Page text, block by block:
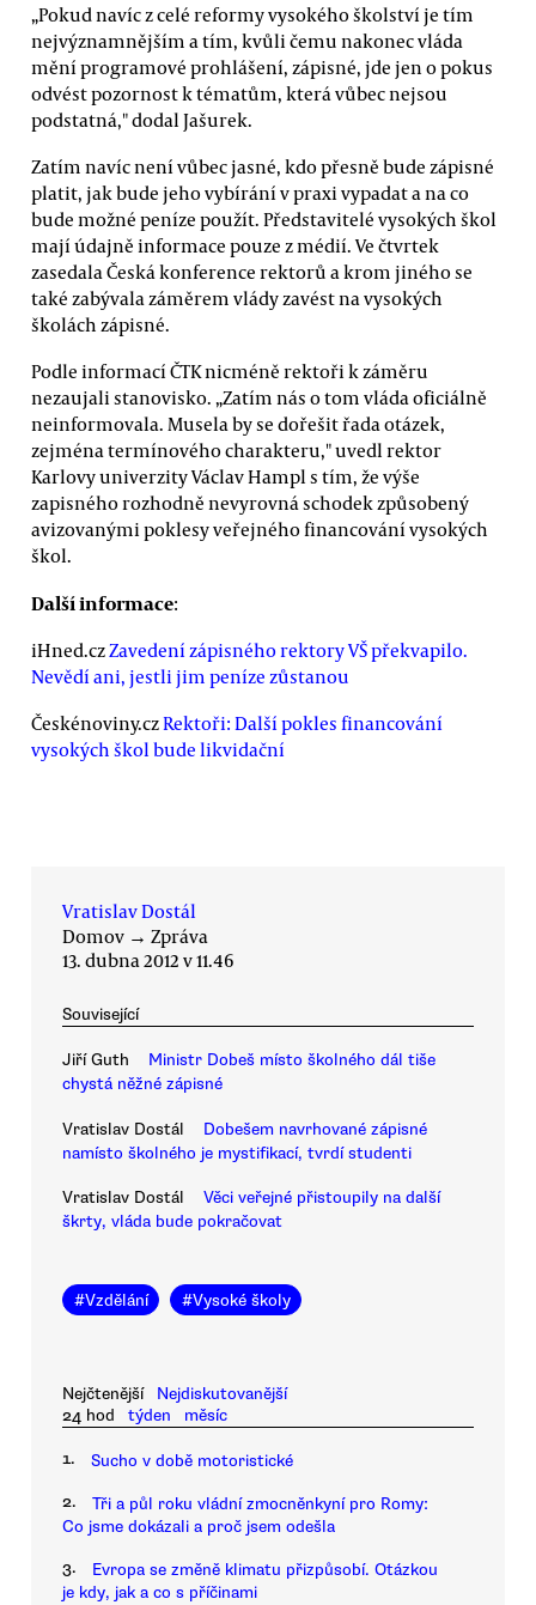
„Pokud navíc z celé reformy vysokého školství je tím
nejvýznamnějším a tím, kvůli čemu nakonec vláda
mění programové prohlášení, zápisné, jde jen o pokus
odvést pozornost k tématům, která vůbec nejsou
podstatná," dodal Jašurek.
Zatím navíc není vůbec jasné, kdo přesně bude zápisné
platit, jak bude jeho vybírání v praxi vypadat a na co
bude možné peníze použít. Představitelé vysokých škol
mají údajně informace pouze z médií. Ve čtvrtek
zasedala Česká konference rektorů a krom jiného se
také zabývala záměrem vlády zavést na vysokých
školách zápisné.
Podle informací ČTK nicméně rektoři k záměru
nezaujali stanovisko. „Zatím nás o tom vláda oficiálně
neinformovala. Musela by se dořešit řada otázek,
zejména termínového charakteru," uvedl rektor
Karlovy univerzity Václav Hampl s tím, že výše
zapisného rozhodně nevyrovná schodek způsobený
avizovanými poklesy veřejného financování vysokých
škol.
Další informace:
iHned.czZavedení zápisného rektory VŠ překvapilo.
Nevědí ani, jestli jim peníze zůstanou
Českénoviny.czRektoři: Další pokles financování
vysokých škol bude likvidační
Vratislav Dostál
Domov → Zpráva
13. dubna 2012 v 11.46
Související
Jiří Guth
Ministr Dobeš místo školného dál tiše
chystá něžné zápisné
Vratislav Dostál
Dobešem navrhované zápisné
namísto školného je mystifikací, tvrdí studenti
Vratislav Dostál
Věci veřejné přistoupily na další
škrty, vláda bude pokračovat
#Vzdělání #Vysoké školy
Nejčtenější
Nejdiskutovanější
24 hod
týden měsíc
1. Sucho v době motoristické
2.
Tři a půl roku vládní zmocněnkyní pro Romy:
Co jsme dokázali a proč jsem odešla
3.
Evropa se změně klimatu přizpůsobí. Otázkou
je kdy, jak a co s příčinami